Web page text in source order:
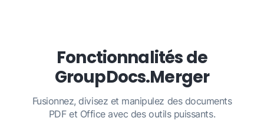
Fonctionnalités de
GroupDocs.Merger
Fusionnez, divisez et manipulez des documents
PDF et Office avec des outils puissants.